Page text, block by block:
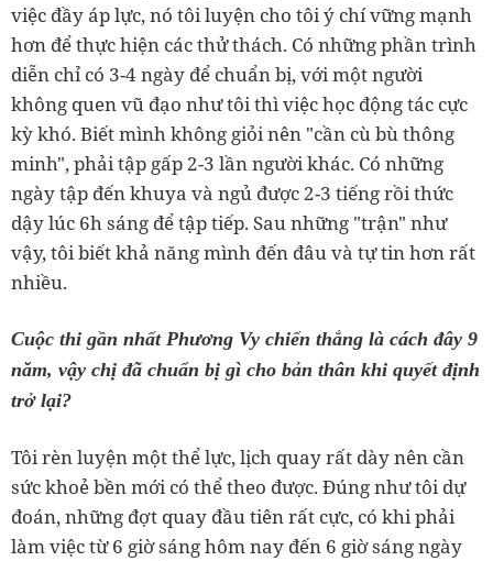
việc đầy áp lực, nó tôi luyện cho tôi ý chí vững mạnh
hơn để thực hiện các thử thách. Có những phần trình
diễn chỉ có 3-4 ngày để chuẩn bị, với một người
không quen vũ đạo như tôi thì việc học động tác cực
kỳ khó. Biết mình không giỏi nên "cần cù bù thông
minh", phải tập gấp 2-3 lần người khác. Có những
ngày tập đến khuya và ngủ được 2-3 tiếng rồi thức
dậy lúc 6h sáng để tập tiếp. Sau những "trận" như
vậy, tôi biết khả năng mình đến đâu và tự tin hơn rất
nhiều.
Cuộc thi gần nhất Phương Vy chiến thắng là cách đây 9
năm, vậy chị đã chuẩn bị gì cho bản thân khi quyết định
trở lại?
Tôi rèn luyện một thể lực, lịch quay rất dày nên cần
sức khoẻ bền mới có thể theo được. Đúng như tôi dự
đoán, những đợt quay đầu tiên rất cực, có khi phải
làm việc từ 6 giờ sáng hôm nay đến 6 giờ sáng ngày